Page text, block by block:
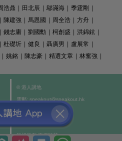
浩鼎 | 田北辰 | 鄔滿海 | 季霆剛 |
| 陳建強 | 馬恩國 | 周全浩 | 方舟 |
| 錢志庸 | 劉國勳 | 柯創盛 | 洪錦鉉 |
| 杜礎圻 | 健良 | 聶廣男 | 盧展常 |
| 姚銘 | 陳志豪 | 精選文章 | 林奮強 |
© 港人講地
電郵: speakout@speakout.hk
傳真: 85228041301
All rights reserved.
版權所有 不得轉載